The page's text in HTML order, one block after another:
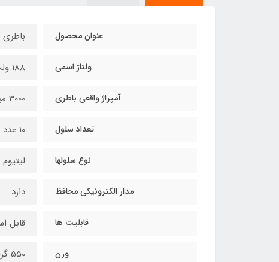
عنوان محصول باطری
ولتاژ اسمی 188 ولت
آمپراژ واقعی باطری 3000 میلی آمپر
تعداد سلول 10 عدد
نوع سلولها لیتیوم 18650
مدار الکترونیکی محافظ دارد
قابلیت ها قابل
وزن 550 گرم